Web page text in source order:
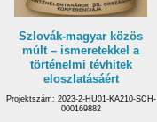
Szlovák-magyar közös
múlt – ismeretekkel a
történelmi tévhitek
eloszlatásáért
Projektszám: 2023-2-HU01-KA210-SCH-
000169882